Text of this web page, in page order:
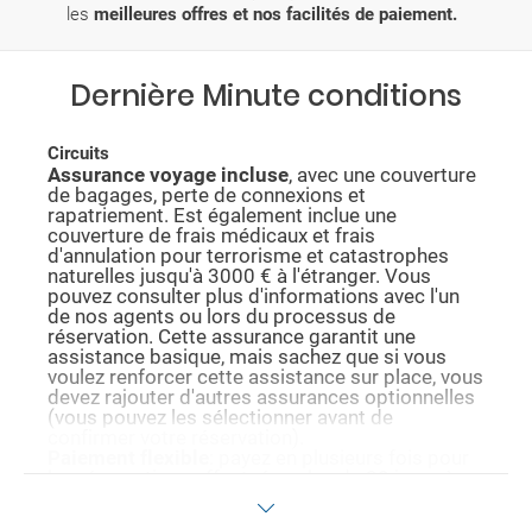
les meilleures offres et nos facilités de paiement.
Dernière Minute conditions
Circuits
Assurance voyage incluse, avec une couverture
de bagages, perte de connexions et
rapatriement. Est également inclue une
couverture de frais médicaux et frais
d'annulation pour terrorisme et catastrophes
naturelles jusqu'à 3000 € à l'étranger. Vous
pouvez consulter plus d'informations avec l'un
de nos agents ou lors du processus de
réservation. Cette assurance garantit une
assistance basique, mais sachez que si vous
voulez renforcer cette assistance sur place, vous
devez rajouter d'autres assurances optionnelles
(vous pouvez les sélectionner avant de
l'avance. Nous vous informons de la possibilité
de payer avec cette méthode durant le